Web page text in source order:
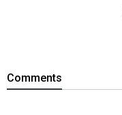
Comments